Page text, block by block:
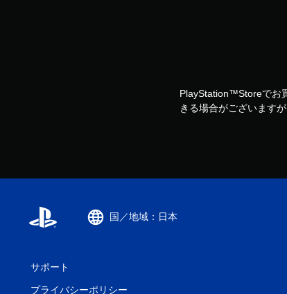
PlayStation™Storeでお
きる場合がございます
国／地域：日本
サポート
プライバシーポリシー